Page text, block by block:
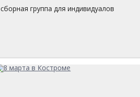
сборная группа для индивидуалов